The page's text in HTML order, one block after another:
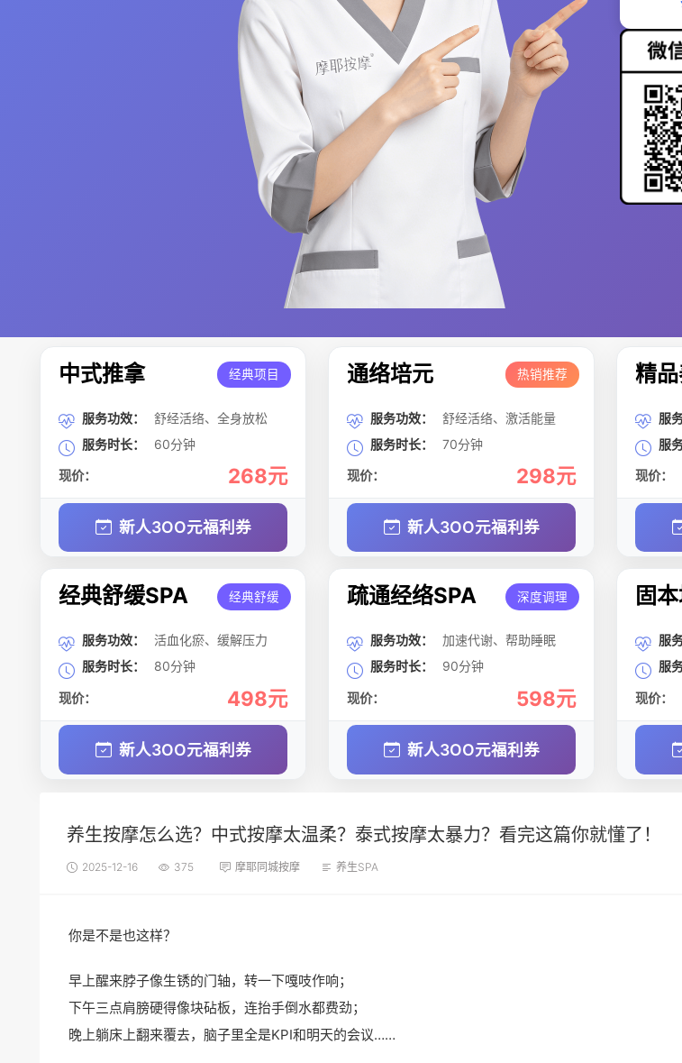
中式推拿 经典项目
服务功效：
舒经活络、全身放松
服务时长：
60分钟
现价： 268元
新人3OO元福利券
通络培元 热销推荐
服务功效：
舒经活络、激活能量
服务时长：
70分钟
现价： 298元
新人3OO元福利券
精
服
服
现价：
经典舒缓SPA 经典舒缓
服务功效：
活血化瘀、缓解压力
服务时长：
80分钟
现价： 498元
新人3OO元福利券
疏通经络SPA 深度调理
服务功效：
加速代谢、帮助睡眠
服务时长：
90分钟
现价： 598元
新人3OO元福利券
固
服
服
现价：
养生按摩怎么选？中式按摩太温柔？泰式按摩太暴力？看完这篇你就懂了！
2025-12-16 375 摩耶同城按摩 养生SPA
你是不是也这样？
早上醒来脖子像生锈的门轴，转一下嘎吱作响；
下午三点肩膀硬得像块砧板，连抬手倒水都费劲；
晚上躺床上翻来覆去，脑子里全是KPI和明天的会议……